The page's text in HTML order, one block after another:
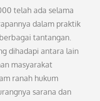
telah ada selama
dalam praktik
tantangan.
dihadapi antara lain
masyarakat
ranah hukum
sarana dan